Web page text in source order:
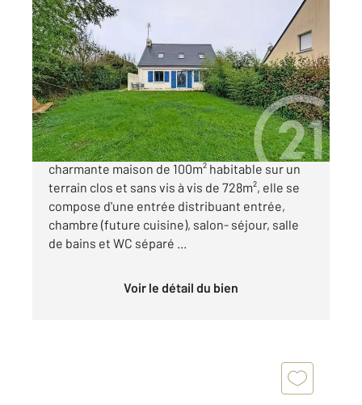
ARZON 56
105 m2, 7 pièces
Ref : 12995
Maison à vendre
562 000 €
ARZON BOURG, venez découvrir cette
charmante maison de 100m² habitable sur un
terrain clos et sans vis à vis de 728m², elle se
compose d'une entrée distribuant entrée,
chambre (future cuisine), salon- séjour, salle
de bains et WC séparé ...
Voir le détail du bien